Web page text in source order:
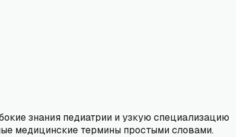
знания педиатрии и узкую специализацию
медицинские термины простыми словами.